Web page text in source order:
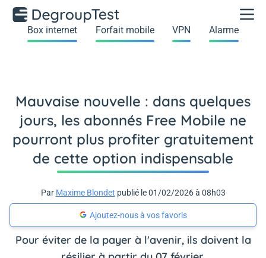
Box internet Forfait mobile VPN Alarme
Mauvaise nouvelle : dans quelques
jours, les abonnés Free Mobile ne
pourront plus profiter gratuitement
de cette option indispensable
Par Maxime Blondet publié le 01/02/2026 à 08h03
Ajoutez-nous à vos favoris
Pour éviter de la payer à l'avenir, ils doivent la